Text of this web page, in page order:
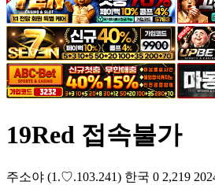
19Red 접속불가
주소야 (1.♡.103.241) 한국 0 2,219